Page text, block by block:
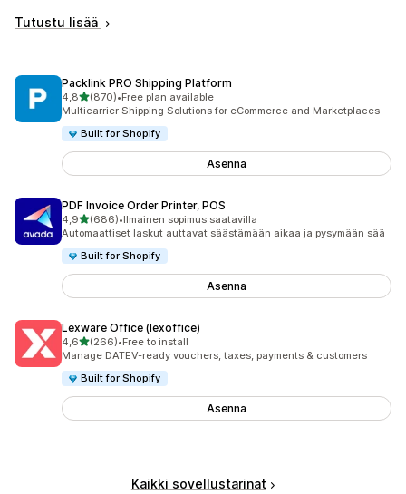
Tutustu lisää
Packlink PRO Shipping Platform
4,8/ 5 tähteä
(870)
870 arvostelua yhteensä
•Free plan available
Multicarrier Shipping Solutions for eCommerce and Marketplaces
Built for Shopify
Asenna
PDF Invoice Order Printer, POS
4,9/ 5 tähteä
(686)
686 arvostelua yhteensä
•Ilmainen sopimus saatavilla
Automaattiset laskut auttavat säästämään aikaa ja pysymään sää
Built for Shopify
Asenna
Lexware Office (lexoffice)
4,6/ 5 tähteä
(266)
266 arvostelua yhteensä
•Free to install
Manage DATEV-ready vouchers, taxes, payments & customers
Built for Shopify
Asenna
Kaikki sovellustarinat